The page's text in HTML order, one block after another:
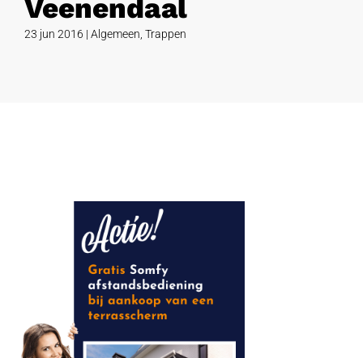
Veenendaal
23 jun 2016 | Algemeen Trappen